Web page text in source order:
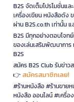
B2S จัดเต็มโปรโมชั่นแ
เครื่องเขียน หนังสือดัง
ผ่าน B2S.co.th เท่านั้น
B2S มีทุกอย่างตอบโจท
ของเล่นเสริมพัฒนาการ
B2S
สมัคร B2S Club รับข่าว
👉 สมัครสมาชิกเลย!
#ร้านหนังสือ #ร้านขาย
หนังสือ ออนไลน์ #เครื่อ